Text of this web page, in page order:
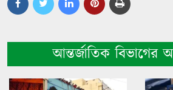
আন্তর্জাতিক